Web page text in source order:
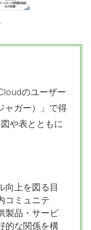
のユーザー
ャガー）」で得
や表とともに
向上を図る目
コミュニテ
製品・サービ
的な関係を構